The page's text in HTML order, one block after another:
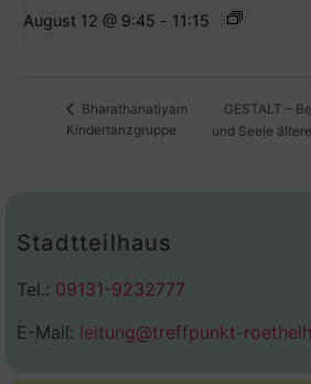
August 12 @ 9:45 - 11:15
Bharathanatiyam
Kindertanzgruppe
GESTALT –
und Seele
Stadtteilhaus
Tel.: 09131-9232777
E-Mail: leitung@treffpunkt-